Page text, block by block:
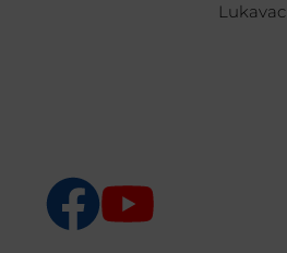
Lukavac